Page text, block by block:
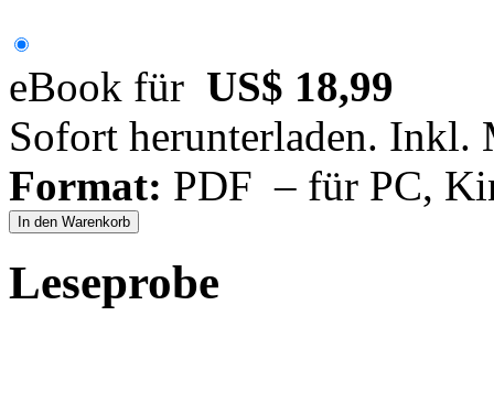
eBook für US$ 18,99
Sofort herunterladen. Inkl.
Format: PDF – für PC,
In den Warenkorb
Leseprobe